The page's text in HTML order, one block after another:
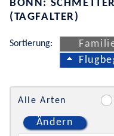
BONN:
(TAGFALTER)
Sortierung:
Alle Arten
Ändern